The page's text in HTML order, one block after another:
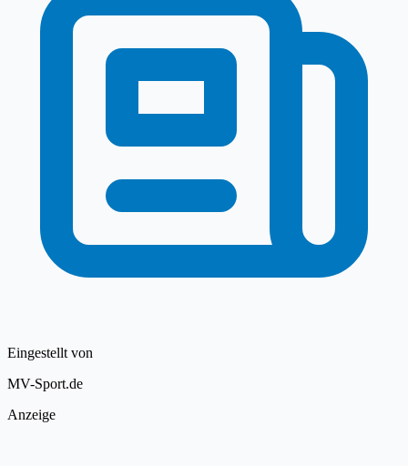
Eingestellt von
MV-Sport.de
Anzeige